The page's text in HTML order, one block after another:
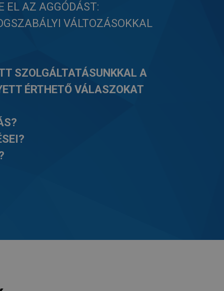
EL AZ AGGÓDÁST:
VÁLTOZÁSOKKAL
SZOLGÁLTATÁSUNKKAL A
ÉRTHETŐ VÁLASZOKAT